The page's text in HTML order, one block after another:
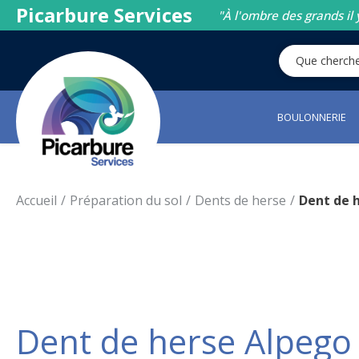
Picarbure Services "À l'ombre des grands
BOULONNERIE
Accueil Préparation du sol Dents de herse Dent de
Dent de herse